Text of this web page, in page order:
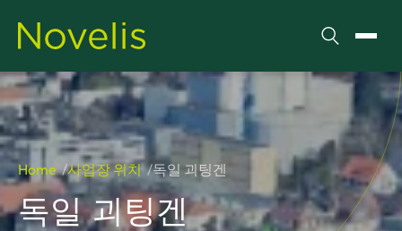
검색 메뉴
Home 사업장 위치 독일 괴팅겐
독일 괴팅겐